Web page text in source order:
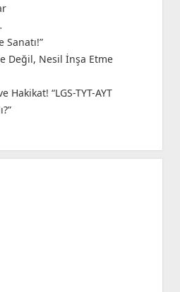
Değil, Nesil İnşa Etme
Hakikat! “LGS-TYT-AYT